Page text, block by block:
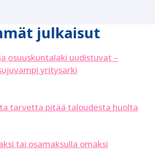
julkaisut
osuuskuntalaki uudistuvat –
yritysarki
tarvetta pitää taloudesta huolta
tai osamaksulla omaksi